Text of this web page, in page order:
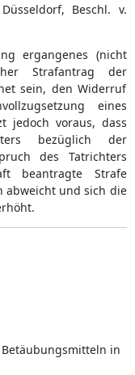
Beschl. v.
ergangenes (nicht
Strafantrag der
sein, den Widerruf
eines
jedoch voraus, dass
bezüglich der
des Tatrichters
beantragte Strafe
abweicht und sich die
in